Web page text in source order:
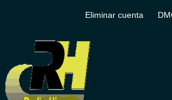
Eliminar cuenta